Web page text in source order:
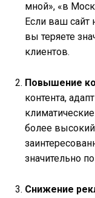
мной», «в
Если ваш сайт
вы теряете
клиентов.
Повышение
контента,
более
значительно
Снижение